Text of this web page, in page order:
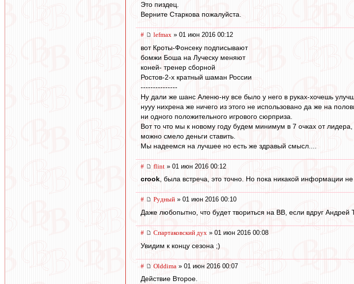
Это пиздец.
Верните Старкова пожалуйста.
# lefmax » 01 июн 2016 00:12
вот Кроты-Фонсеку подписывают
бомжи Боша на Луческу меняют
коней- тренер сборной
Ростов-2-х кратный шаман России
---------------
Ну дали же шанс Аленю-ну все было у него в руках-хочешь
нууу нихрена же ничего из этого не использовано да же на
ни одного положительного игрового сюрприза.
Вот то что мы к новому году будем минимум в 7 очках от
можно смело деньги ставить.
Мы надеемся на лучшее но есть же здравый смысл....
# flint » 01 июн 2016 00:12
crook, была встреча, это точно. Но пока никакой информации
# Pyдный » 01 июн 2016 00:10
Даже любопытно, что будет твориться на ВВ, если вдруг
# Спартаковский дух » 01 июн 2016 00:08
Увидим к концу сезона ;)
# Olddima » 01 июн 2016 00:07
Действие Второе.